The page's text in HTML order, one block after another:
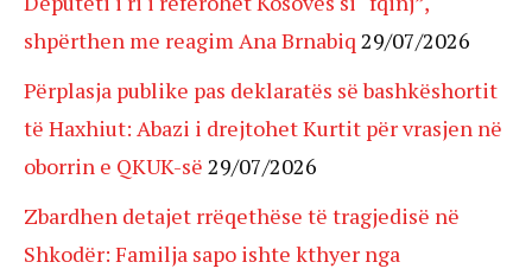
shpërthen me reagim Ana Brnabiq 29/07/2026
Përplasja publike pas deklaratës së bashkëshortit
të Haxhiut: Abazi i drejtohet Kurtit për vrasjen në
oborrin e QKUK-së 29/07/2026
Zbardhen detajet rrëqethëse të tragjedisë në
Shkodër: Familja sapo ishte kthyer nga